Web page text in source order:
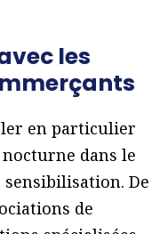
les
en particulier
dans le
sensibilisation. De
de